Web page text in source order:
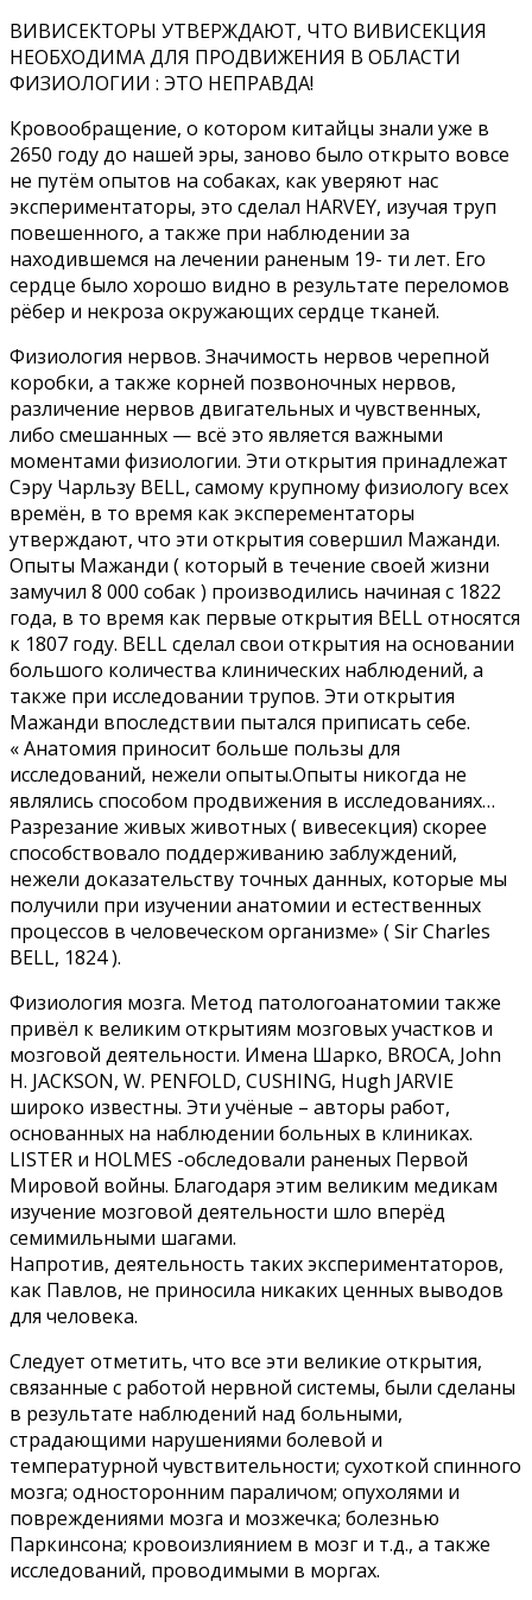
ВИВИСЕКТОРЫ УТВЕРЖДАЮТ, ЧТО ВИВИСЕКЦИЯ
НЕОБХОДИМА ДЛЯ ПРОДВИЖЕНИЯ В ОБЛАСТИ
ФИЗИОЛОГИИ : ЭТО НЕПРАВДА!
Кровообращение, о котором китайцы знали уже в
2650 году до нашей эры, заново было открыто вовсе
не путём опытов на собаках, как уверяют нас
экспериментаторы, это сделал HARVEY, изучая труп
повешенного, а также при наблюдении за
находившемся на лечении раненым 19- ти лет. Его
сердце было хорошо видно в результате переломов
рёбер и некроза окружающих сердце тканей.
Физиология нервов. Значимость нервов черепной
коробки, а также корней позвоночных нервов,
различение нервов двигательных и чувственных,
либо смешанных — всё это является важными
моментами физиологии. Эти открытия принадлежат
Сэру Чарльзу BELL, самому крупному физиологу всех
времён, в то время как эксперементаторы
утверждают, что эти открытия совершил Мажанди.
Опыты Мажанди ( который в течение своей жизни
замучил 8 000 собак ) производились начиная с 1822
года, в то время как первые открытия BELL относятся
к 1807 году. BELL сделал свои открытия на основании
большого количества клинических наблюдений, а
также при исследовании трупов. Эти открытия
Мажанди впоследствии пытался приписать себе.
« Анатомия приносит больше пользы для
исследований, нежели опыты.Опыты никогда не
являлись способом продвижения в исследованиях…
Разрезание живых животных ( вивесекция) скорее
способствовало поддерживанию заблуждений,
нежели доказательству точных данных, которые мы
получили при изучении анатомии и естественных
процессов в человеческом организме» ( Sir Charles
BELL, 1824 ).
Физиология мозга. Метод патологоанатомии также
привёл к великим открытиям мозговых участков и
мозговой деятельности. Имена Шарко, BROCA, John
H. JACKSON, W. PENFOLD, CUSHING, Hugh JARVIE
широко известны. Эти учёные – авторы работ,
основанных на наблюдении больных в клиниках.
LISTER и HOLMES -обследовали раненых Первой
Мировой войны. Благодаря этим великим медикам
изучение мозговой деятельности шло вперёд
семимильными шагами.
Напротив, деятельность таких экспериментаторов,
как Павлов, не приносила никаких ценных выводов
для человека.
Следует отметить, что все эти великие открытия,
связанные с работой нервной системы, были сделаны
в результате наблюдений над больными,
страдающими нарушениями болевой и
температурной чувствительности; сухоткой спинного
мозга; односторонним параличом; опухолями и
повреждениями мозга и мозжечка; болезнью
Паркинсона; кровоизлиянием в мозг и т.д., а также
исследований, проводимыми в моргах.